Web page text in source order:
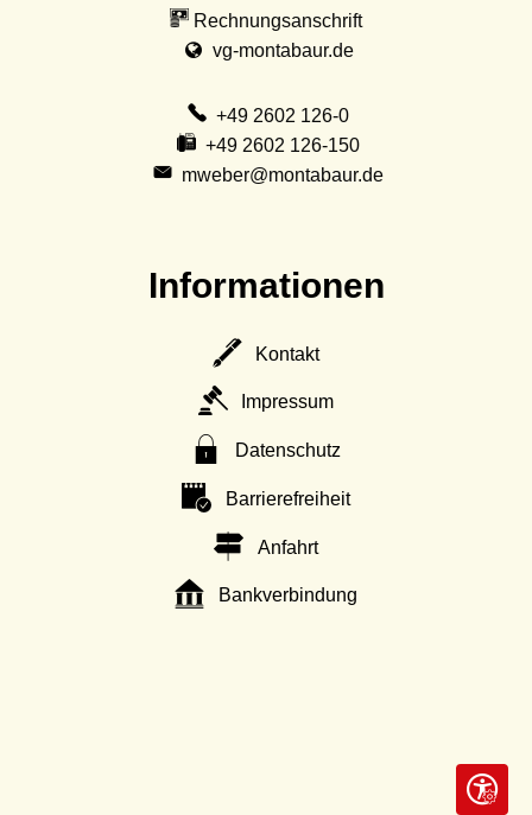
Rechnungsanschrift
vg-montabaur.de
+49 2602 126-0
+49 2602 126-150
mweber@montabaur.de
Informationen
Kontakt
Impressum
Datenschutz
Barrierefreiheit
Anfahrt
Bankverbindung
Seite